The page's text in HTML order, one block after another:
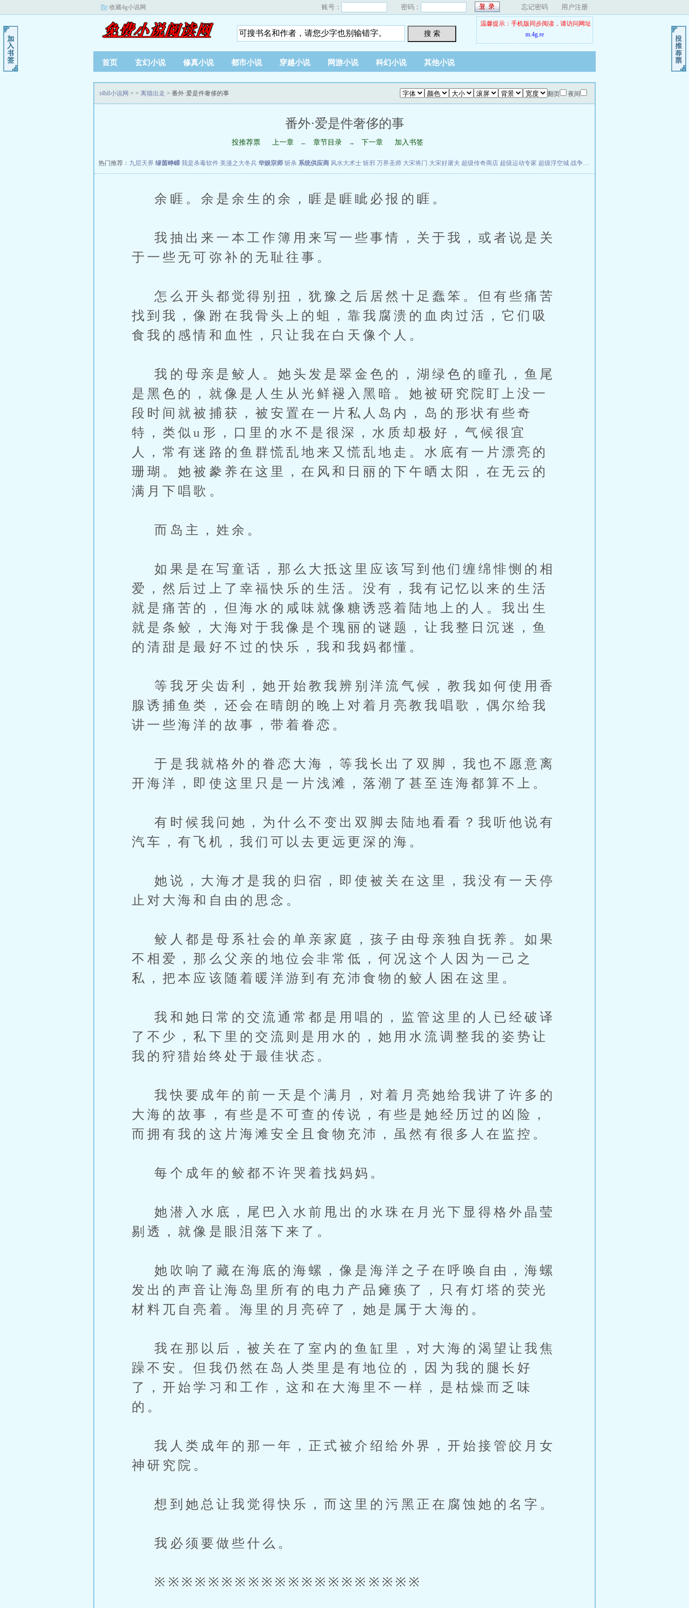
收藏4g小说网 账号： 密码： 忘记密码 用户注册
搜 索
温馨提示：手机版同步阅读，请访问网址
m.4g.re
首页 玄幻小说 修真小说 都市小说 穿越小说 网游小说 科幻小说 其他小说
翻页 夜间
t4b8小说网 > > 离猫出走 > 番外·爱是件奢侈的事
番外·爱是件奢侈的事
投推荐票 上一章 ← 章节目录 → 下一章 加入书签
热门推荐： 九层天界 绿茵峥嵘 我是杀毒软件 美漫之大冬兵 华娱宗师 斩杀 系统供应商 风水大术士 斩邪 万界圣师 大宋将门 大宋好屠夫 超级传奇商店 超级运动专家 超级浮空城 战争天堂
余睚。余是余生的余，睚是睚眦必报的睚。
我抽出来一本工作簿用来写一些事情，关于我，或者说是关
于一些无可弥补的无耻往事。
怎么开头都觉得别扭，犹豫之后居然十足蠢笨。但有些痛苦
找到我，像跗在我骨头上的蛆，靠我腐溃的血肉过活，它们吸
食我的感情和血性，只让我在白天像个人。
我的母亲是鲛人。她头发是翠金色的，湖绿色的瞳孔，鱼尾
是黑色的，就像是人生从光鲜褪入黑暗。她被研究院盯上没一
段时间就被捕获，被安置在一片私人岛内，岛的形状有些奇
特，类似u形，口里的水不是很深，水质却极好，气候很宜
人，常有迷路的鱼群慌乱地来又慌乱地走。水底有一片漂亮的
珊瑚。她被豢养在这里，在风和日丽的下午晒太阳，在无云的
满月下唱歌。
而岛主，姓余。
如果是在写童话，那么大抵这里应该写到他们缠绵悱恻的相
爱，然后过上了幸福快乐的生活。没有，我有记忆以来的生活
就是痛苦的，但海水的咸味就像糖诱惑着陆地上的人。我出生
就是条鲛，大海对于我像是个瑰丽的谜题，让我整日沉迷，鱼
的清甜是最好不过的快乐，我和我妈都懂。
等我牙尖齿利，她开始教我辨别洋流气候，教我如何使用香
腺诱捕鱼类，还会在晴朗的晚上对着月亮教我唱歌，偶尔给我
讲一些海洋的故事，带着眷恋。
于是我就格外的眷恋大海，等我长出了双脚，我也不愿意离
开海洋，即使这里只是一片浅滩，落潮了甚至连海都算不上。
有时候我问她，为什么不变出双脚去陆地看看？我听他说有
汽车，有飞机，我们可以去更远更深的海。
她说，大海才是我的归宿，即使被关在这里，我没有一天停
止对大海和自由的思念。
鲛人都是母系社会的单亲家庭，孩子由母亲独自抚养。如果
不相爱，那么父亲的地位会非常低，何况这个人因为一己之
私，把本应该随着暖洋游到有充沛食物的鲛人困在这里。
我和她日常的交流通常都是用唱的，监管这里的人已经破译
了不少，私下里的交流则是用水的，她用水流调整我的姿势让
我的狩猎始终处于最佳状态。
我快要成年的前一天是个满月，对着月亮她给我讲了许多的
大海的故事，有些是不可查的传说，有些是她经历过的凶险，
而拥有我的这片海滩安全且食物充沛，虽然有很多人在监控。
每个成年的鲛都不许哭着找妈妈。
她潜入水底，尾巴入水前甩出的水珠在月光下显得格外晶莹
剔透，就像是眼泪落下来了。
她吹响了藏在海底的海螺，像是海洋之子在呼唤自由，海螺
发出的声音让海岛里所有的电力产品瘫痪了，只有灯塔的荧光
材料兀自亮着。海里的月亮碎了，她是属于大海的。
我在那以后，被关在了室内的鱼缸里，对大海的渴望让我焦
躁不安。但我仍然在岛人类里是有地位的，因为我的腿长好
了，开始学习和工作，这和在大海里不一样，是枯燥而乏味
的。
我人类成年的那一年，正式被介绍给外界，开始接管皎月女
神研究院。
想到她总让我觉得快乐，而这里的污黑正在腐蚀她的名字。
我必须要做些什么。
※※※※※※※※※※※※※※※※※※※※